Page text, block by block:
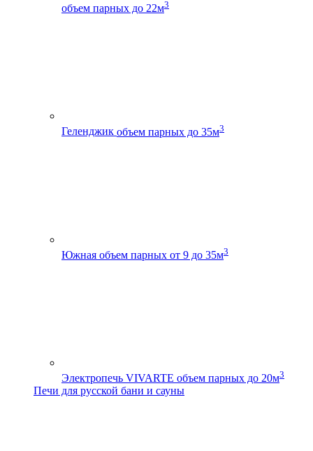
объем парных до 22м3
Геленджик объем парных до 35м3
Южная объем парных от 9 до 35м3
Электропечь VIVARTE объем парных до 20м3
Печи для русской бани и сауны